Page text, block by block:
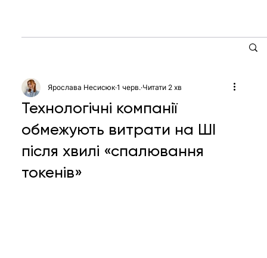
Технологічні компанії
обмежують витрати на ШІ
після хвилі «спалювання
токенів»
Ярослава Несисюк 1 черв. Читати 2 хв